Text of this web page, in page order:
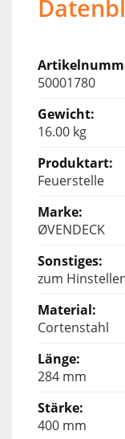
50001780
16.00 kg
Feuerstelle
ØVENDECK
zum
Cortenstahl
284 mm
400 mm